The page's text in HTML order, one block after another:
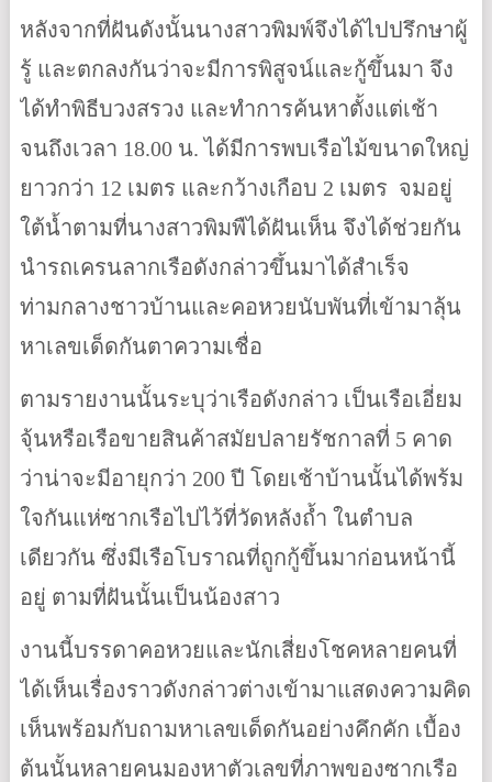
หลังจากที่ฝันดังนั้นนางสาวพิมพ์จึงได้ไปปรึกษาผู้
รู้ และตกลงกันว่าจะมีการพิสูจน์และกู้ขึ้นมา จึง
ได้ทำพิธีบวงสรวง และทำการค้นหาตั้งแต่เช้า
จนถึงเวลา 18.00 น. ได้มีการพบเรือไม้ขนาดใหญ่
ยาวกว่า 12 เมตร และกว้างเกือบ 2 เมตร จมอยู่
ใต้น้ำตามที่นางสาวพิมพืได้ฝันเห็น จึงได้ช่วยกัน
นำรถเครนลากเรือดังกล่าวขึ้นมาได้สำเร็จ
ท่ามกลางชาวบ้านและคอหวยนับพันที่เข้ามาลุ้น
หาเลขเด็ดกันตาความเชื่อ
ตามรายงานนั้นระบุว่าเรือดังกล่าว เป็นเรือเอี่ยม
จุ้นหรือเรือขายสินค้าสมัยปลายรัชกาลที่ 5 คาด
ว่าน่าจะมีอายุกว่า 200 ปี โดยเช้าบ้านนั้นได้พร้ม
ใจกันแห่ซากเรือไปไว้ที่วัดหลังถ้ำ ในตำบล
เดียวกัน ซึ่งมีเรือโบราณที่ถูกกู้ขึ้นมาก่อนหน้านี้
อยู่ ตามที่ฝันนั้นเป็นน้องสาว
งานนี้บรรดาคอหวยและนักเสี่ยงโชคหลายคนที่
ได้เห็นเรื่องราวดังกล่าวต่างเข้ามาแสดงความคิด
เห็นพร้อมกับถามหาเลขเด็ดกันอย่างคึกคัก เบื้อง
ต้นนั้นหลายคนมองหาตัวเลขที่ภาพของซากเรือ